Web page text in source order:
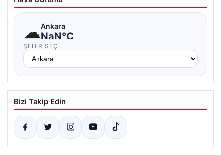
☁Ankara
NaN°C
ŞEHIR SEÇ
Bizi Takip Edin